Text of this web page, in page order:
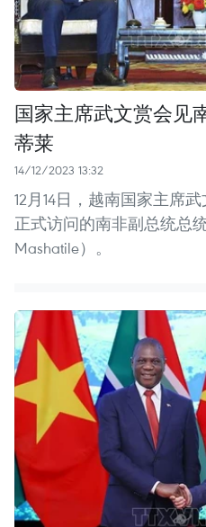
国家主席武文赏会见
蒂莱
14/12/2023 13:32
12月14日，越南国家主席
正式访问的南非副总统总
Mashatile）。